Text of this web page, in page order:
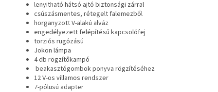
lenyitható hátsó ajtó biztonsági zárral
csúszásmentes, rétegelt falemezből
horganyzott V-alakú alváz
engedélyezett felépítésű kapcsolófej
torziós rugózású
Jokon lámpa
4 db rögzítőkampó
beakasztógombok ponyva rögzítéséhez
12 V-os villamos rendszer
7-pólusú adapter